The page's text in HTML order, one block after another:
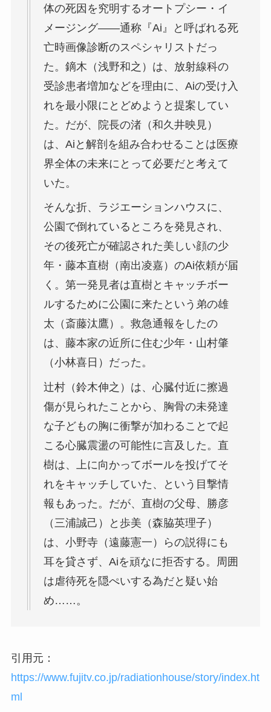
体の死因を究明するオートプシー・イ
メージング――通称『Ai』と呼ばれる死
亡時画像診断のスペシャリストだっ
た。鏑木（浅野和之）は、放射線科の
受診患者増加などを理由に、Aiの受け入
れを最小限にとどめようと提案してい
た。だが、院長の渚（和久井映見）
は、Aiと解剖を組み合わせることは医療
界全体の未来にとって必要だと考えて
いた。
そんな折、ラジエーションハウスに、
公園で倒れているところを発見され、
その後死亡が確認された美しい顔の少
年・藤本直樹（南出凌嘉）のAi依頼が届
く。第一発見者は直樹とキャッチボー
ルするために公園に来たという弟の雄
太（斎藤汰鷹）。救急通報をしたの
は、藤本家の近所に住む少年・山村肇
（小林喜日）だった。
辻村（鈴木伸之）は、心臓付近に擦過
傷が見られたことから、胸骨の未発達
な子どもの胸に衝撃が加わることで起
こる心臓震盪の可能性に言及した。直
樹は、上に向かってボールを投げてそ
れをキャッチしていた、という目撃情
報もあった。だが、直樹の父母、勝彦
（三浦誠己）と歩美（森脇英理子）
は、小野寺（遠藤憲一）らの説得にも
耳を貸さず、Aiを頑なに拒否する。周囲
は虐待死を隠ぺいする為だと疑い始
め……。
引用元：
https://www.fujitv.co.jp/radiationhouse/story/index.ht
ml